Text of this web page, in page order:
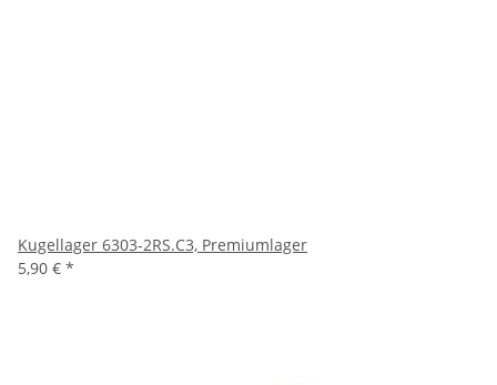
Kugellager 6303-2RS.C3, Premiumlager
5,90 € *